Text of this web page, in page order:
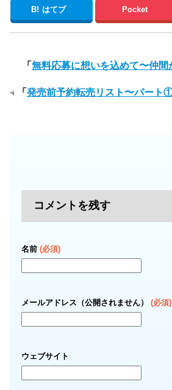
B! はてブ Pocket
「 無料応募に想いを込めて〜仲間
「 発売前予約転売リスト〜パート
コメントを残す
名前 (必須)
メールアドレス（公開されません） (必須)
ウェブサイト